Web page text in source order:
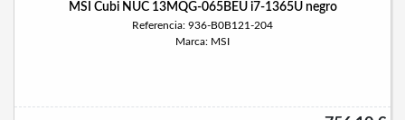
MSI Cubi NUC 13MQG-065BEU i7-1365U negro
Referencia: 936-B0B121-204
Marca: MSI